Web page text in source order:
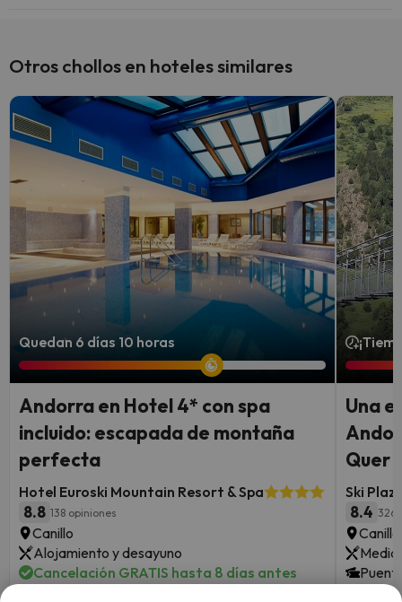
Otros chollos en hoteles similares
Quedan 6 días 10 horas
Andorra en Hotel 4* con spa
incluido: escapada de montaña
perfecta
Hotel Euroski Mountain Resort & Spa
8.8 138 opiniones
Canillo
Alojamiento y desayuno
Cancelación GRATIS hasta 8 días antes
Una
Quer
Ski
8.4
Media